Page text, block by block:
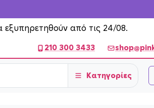
εξυπηρετηθούν από τις 24/08.
210 300 3433
Κατηγορίες